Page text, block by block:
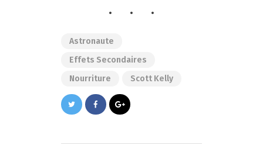
Astronaute
Effets Secondaires
Nourriture
Scott Kelly